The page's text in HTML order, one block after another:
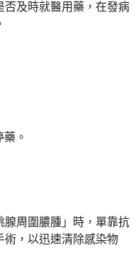
否及時就醫用藥，在發病
。​
腺周圍膿腫」時，單靠抗
術，以迅速清除感染物